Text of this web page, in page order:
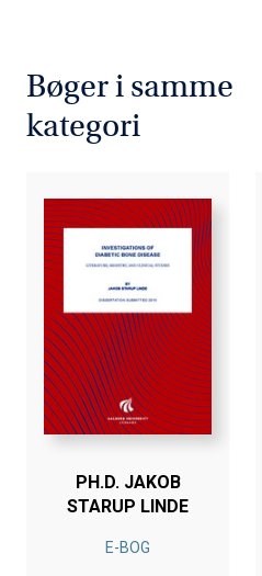
Bøger i samme
kategori
PH.D. JAKOB
STARUP LINDE
E-BOG